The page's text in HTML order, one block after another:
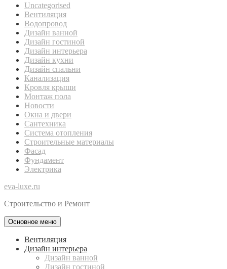
Uncategorised
Вентиляция
Водопровод
Дизайн ванной
Дизайн гостиной
Дизайн интерьера
Дизайн кухни
Дизайн спальни
Канализация
Кровля крыши
Монтаж пола
Новости
Окна и двери
Сантехника
Система отопления
Строительные материалы
Фасад
Фундамент
Электрика
eva-luxe.ru
Строительство и Ремонт
Основное меню
Вентиляция
Дизайн интерьера
Дизайн ванной
Дизайн гостиной